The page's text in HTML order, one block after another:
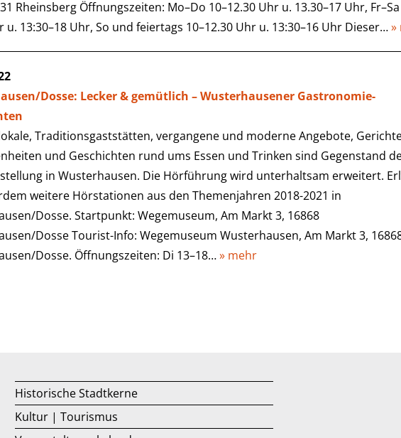
Rheinsberg Öffnungszeiten: Mo–Do 10–12.30 Uhr u. 13.30–17 Uhr,
u. 13:30–18 Uhr, So und feiertags 10–12.30 Uhr u. 13:30–16 Uhr Dieser…»
Dosse: Lecker & gemütlich – Wusterhausener Gastronomie-
Traditionsgaststätten, vergangene und moderne Angebote,
und Geschichten rund ums Essen und Trinken sind Gegenstand
in Wusterhausen. Die Hörführung wird unterhaltsam erweitert.
weitere Hörstationen aus den Themenjahren 2018-2021 in
Dosse. Startpunkt: Wegemuseum, Am Markt 3, 16868
Dosse Tourist-Info: Wegemuseum Wusterhausen, Am Markt 3,
Dosse. Öffnungszeiten: Di 13–18…» mehr
Historische Stadtkerne
Kultur | Tourismus